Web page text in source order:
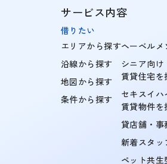
サービス内容
借りたい
エリアから探す
沿線から探す
地図から探す
条件から探す
ヘーベルメ
シニア向け
賃貸住宅を
セキスイハ
賃貸物件を
貸店舗・事
新着スタッ
ペット共生